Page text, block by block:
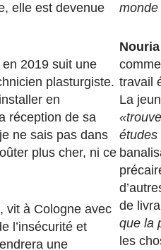
elle est devenue
2019 suit une
plasturgiste.
en
réception de sa
ne sais pas dans
plus cher, ni ce
vit à Cologne avec
l’insécurité et
une
monde
Nouria
travail
La
études
de
que la
les